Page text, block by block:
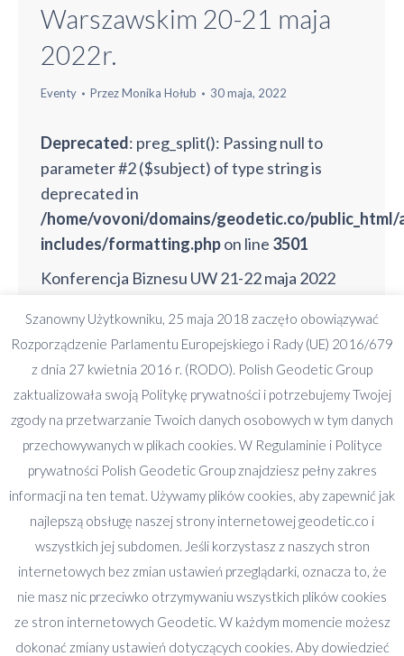
Warszawskim 20-21 maja
2022r.
Eventy PrzezMonika Hołub 30 maja, 2022
Deprecated: preg_split(): Passing null to
parameter #2 ($subject) of type string is
deprecated in
/home/vovoni/domains/geodetic.co/public_html/
includes/formatting.phpon line 3501
Konferencja Biznesu UW 21-22 maja 2022
zabrać głos w panelu dyskusyjnym podczas
Konferencji Biznesu Uniwersytetu
Warszawskiego 21-22 maja 2022. Jakie
zagadnienia poruszał? Jakie mamy
współczesne ryzyka w obrocie
nieruchomościami? (analizy chłonności, Due
diligence nieruchomości, memorandum,
potencjalni najemcy, pomysł na budynek,
ustawa o przeciwdziałaniu praniu pieniędzy).
Jak problemy…
Szanowny Użytkowniku, 25 maja 2018 zaczęło obowiązywać
Rozporządzenie Parlamentu Europejskiego i Rady (UE) 2016/679
z dnia 27 kwietnia 2016 r. (RODO). Polish Geodetic Group
zaktualizowała swoją Politykę prywatności i potrzebujemy Twojej
zgody na przetwarzanie Twoich danych osobowych w tym danych
przechowywanych w plikach cookies. W Regulaminie i Polityce
prywatności Polish Geodetic Group znajdziesz pełny zakres
informacji na ten temat. Używamy plików cookies, aby zapewnić jak
najlepszą obsługę naszej strony internetowej geodetic.co i
wszystkich jej subdomen. Jeśli korzystasz z naszych stron
internetowych bez zmian ustawień przeglądarki, oznacza to, że
nie masz nic przeciwko otrzymywaniu wszystkich plików cookies
ze stron internetowych Geodetic. W każdym momencie możesz
dokonać zmiany ustawień dotyczących cookies. Aby dowiedzieć